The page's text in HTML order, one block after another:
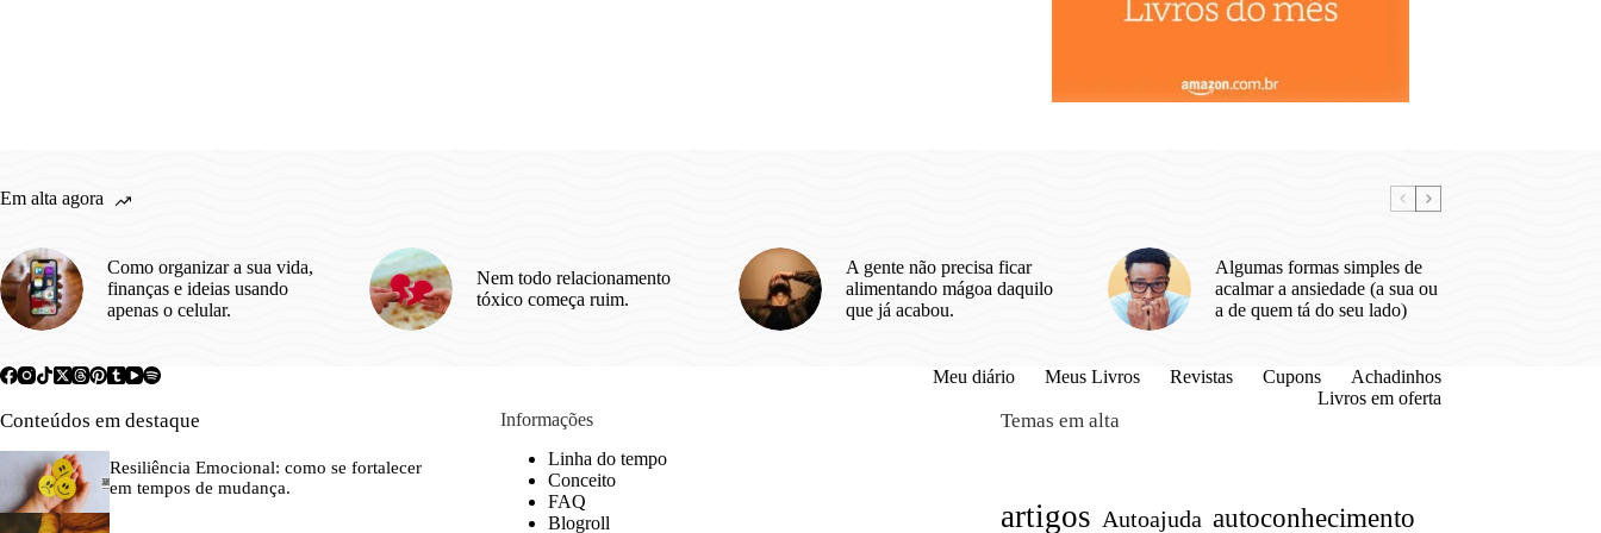
Em alta agora
Como organizar a sua vida,
finanças e ideias usando
apenas o celular.
Nem todo relacionamento
tóxico começa ruim.
A gente não precisa ficar
alimentando mágoa daquilo
que já acabou.
Algumas formas simples de
acalmar a ansiedade (a sua ou
a de quem tá do seu lado)
Meu diário Meus Livros Revistas Cupons
Achadinhos
Livros em oferta
Conteúdos em destaque
Resiliência Emocional: como se fortalecer
em tempos de mudança.
Informações
Linha do tempo
Conceito
FAQ
Blogroll
Temas em alta
artigos Autoajuda autoconhecimento